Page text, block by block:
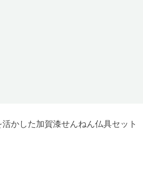
かした加賀漆せんねん仏具セット